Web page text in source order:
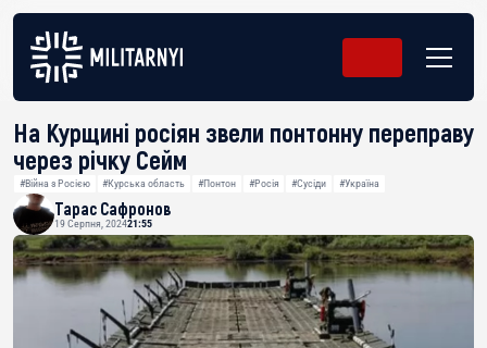
На Курщині росіян звели понтонну переправу
через річку Сейм
#Війна з Росією #Курська область #Понтон #Росія #Сусіди #Україна
Тарас Сафронов
19 Серпня, 202421:55